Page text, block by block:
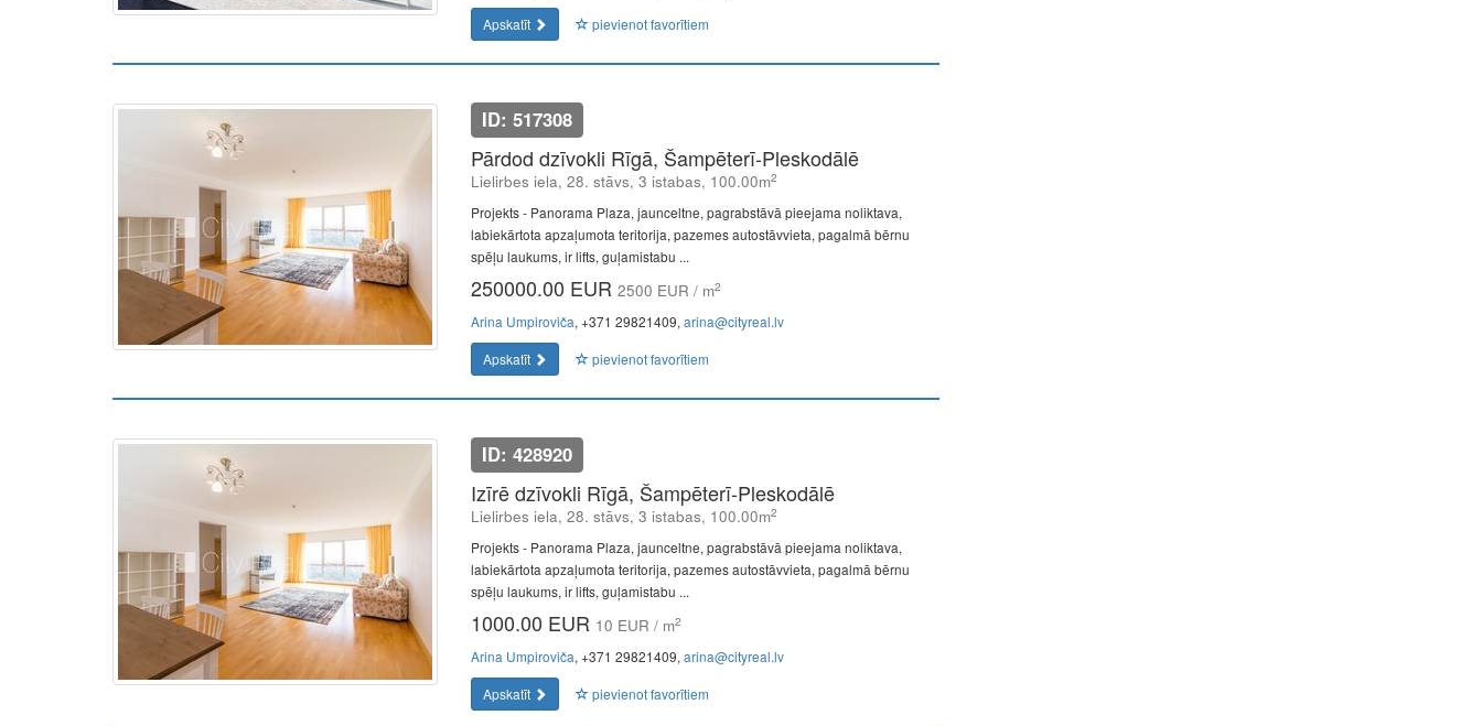
Apskatīt
pievienot favorītiem
ID: 517308
Pārdod dzīvokli Rīgā, Šampēterī-Pleskodālē
Lielirbes iela, 28. stāvs, 3 istabas, 100.00m2
Projekts - Panorama Plaza, jaunceltne, pagrabstāvā pieejama noliktava,
labiekārtota apzaļumota teritorija, pazemes autostāvvieta, pagalmā bērnu
spēļu laukums, ir lifts, guļamistabu ...
250000.00 EUR 2500 EUR / m2
Arina Umpiroviča, +371 29821409, arina@cityreal.lv
Apskatīt
pievienot favorītiem
ID: 428920
Izīrē dzīvokli Rīgā, Šampēterī-Pleskodālē
Lielirbes iela, 28. stāvs, 3 istabas, 100.00m2
Projekts - Panorama Plaza, jaunceltne, pagrabstāvā pieejama noliktava,
labiekārtota apzaļumota teritorija, pazemes autostāvvieta, pagalmā bērnu
spēļu laukums, ir lifts, guļamistabu ...
1000.00 EUR 10 EUR / m2
Arina Umpiroviča, +371 29821409, arina@cityreal.lv
Apskatīt
pievienot favorītiem